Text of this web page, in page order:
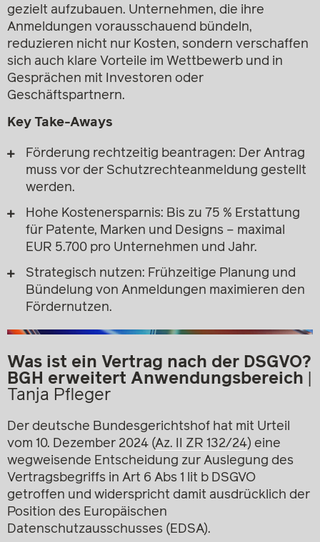
gezielt aufzubauen. Unternehmen, die ihre
Anmeldungen vorausschauend bündeln,
reduzieren nicht nur Kosten, sondern verschaffen
sich auch klare Vorteile im Wettbewerb und in
Gesprächen mit Investoren oder
Geschäftspartnern.
Key Take-Aways
Förderung rechtzeitig beantragen: Der Antrag
muss vor der Schutzrechteanmeldung gestellt
werden.
Hohe Kostenersparnis: Bis zu 75 % Erstattung
für Patente, Marken und Designs – maximal
EUR 5.700 pro Unternehmen und Jahr.
Strategisch nutzen: Frühzeitige Planung und
Bündelung von Anmeldungen maximieren den
Fördernutzen.
Was ist ein Vertrag nach der DSGVO?
BGH erweitert Anwendungsbereich
Tanja Pfleger
Der deutsche Bundesgerichtshof hat mit Urteil
vom 10. Dezember 2024 (Az. II ZR 132/24) eine
wegweisende Entscheidung zur Auslegung des
Vertragsbegriffs in Art 6 Abs 1 lit b DSGVO
getroffen und widerspricht damit ausdrücklich der
Position des Europäischen
Datenschutzausschusses (EDSA).